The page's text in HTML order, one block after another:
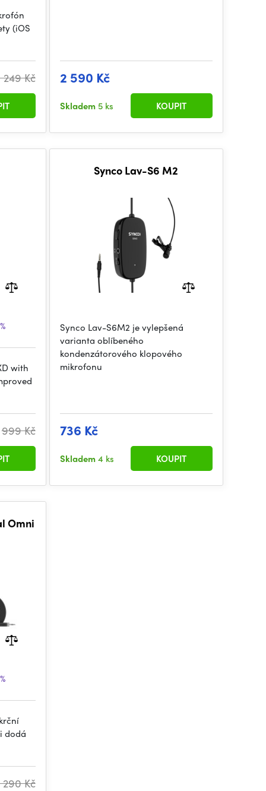
(iOS
249 Kč 2 590 Kč
Skladem 5 ks KOUPIT
with
999 Kč
Synco Lav-S6 M2
Synco Lav-S6M2 je vylepšená
varianta oblíbeného
kondenzátorového klopového
mikrofonu
736 Kč
Skladem4 ks KOUPIT
Omni
dodá
290 Kč